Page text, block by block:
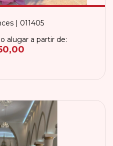
| 011405
alugar a partir de: